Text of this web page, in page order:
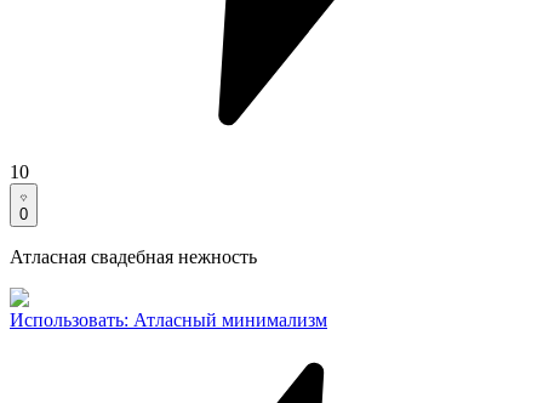
10
0
Атласная свадебная нежность
Использовать: Атласный минимализм